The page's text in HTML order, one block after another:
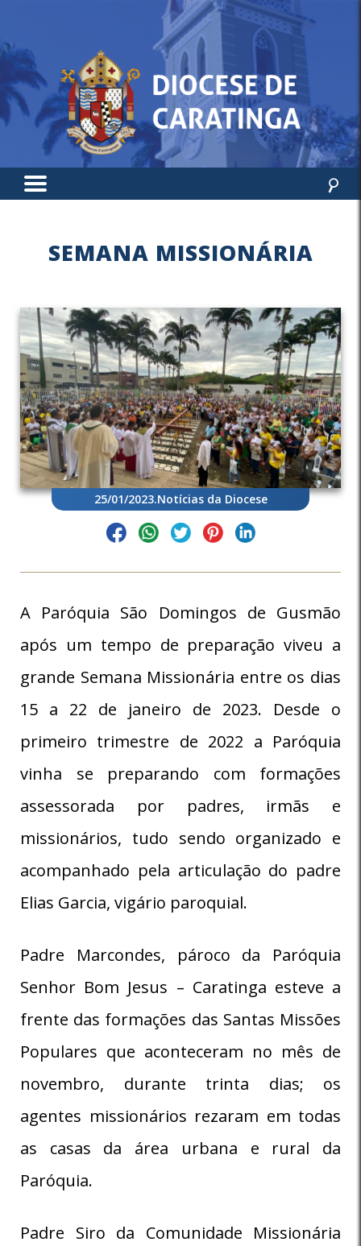
SEMANA MISSIONÁRIA
25/01/2023.Notícias da Diocese
A Paróquia São Domingos de Gusmão
após um tempo de preparação viveu a
grande Semana Missionária entre os dias
15 a 22 de janeiro de 2023. Desde o
primeiro trimestre de 2022 a Paróquia
vinha se preparando com formações
assessorada por padres, irmãs e
missionários, tudo sendo organizado e
acompanhado pela articulação do padre
Elias Garcia, vigário paroquial.
Padre Marcondes, pároco da Paróquia
Senhor Bom Jesus – Caratinga esteve a
frente das formações das Santas Missões
Populares que aconteceram no mês de
novembro, durante trinta dias; os
agentes missionários rezaram em todas
as casas da área urbana e rural da
Paróquia.
Padre Siro da Comunidade Missionária